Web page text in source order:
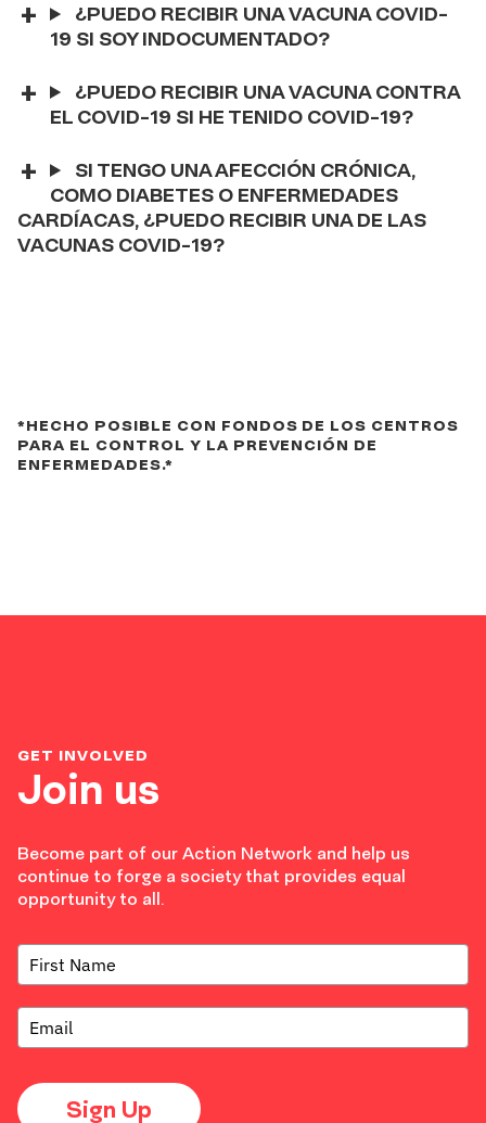
¿PUEDO RECIBIR UNA VACUNA COVID-
19 SI SOY INDOCUMENTADO?
¿PUEDO RECIBIR UNA VACUNA CONTRA
EL COVID-19 SI HE TENIDO COVID-19?
SI TENGO UNA AFECCIÓN CRÓNICA,
COMO DIABETES O ENFERMEDADES
CARDÍACAS, ¿PUEDO RECIBIR UNA DE LAS
VACUNAS COVID-19?
Special
Thanks
*HECHO POSIBLE CON FONDOS DE LOS CENTROS
PARA EL CONTROL Y LA PREVENCIÓN DE
ENFERMEDADES.*
Join us
GET INVOLVED
Become part of our Action Network and help us
continue to forge a society that provides equal
opportunity to all.
Sign Up